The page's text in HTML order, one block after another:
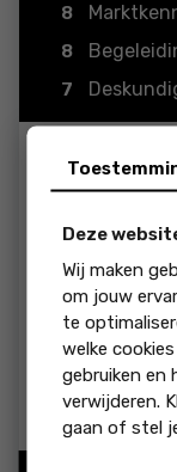
8
8
7
beoordeling:
Ze hebben
zijn vriendelijk
het kantoor
Deze
Wij maken
om jouw
te
welke
gebruiken en
verwijderen.
gaan of stel